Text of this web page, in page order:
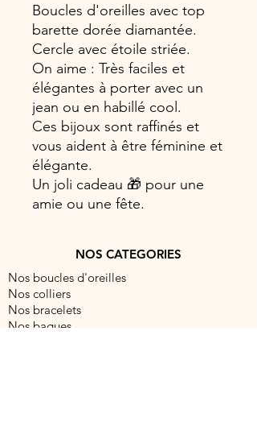
Boucles d'oreilles avec top
barette dorée diamantée.
Cercle avec étoile striée.
On aime : Très faciles et
élégantes à porter avec un
jean ou en habillé cool.
Ces bijoux sont raffinés et
vous aident à être féminine et
élégante.
Un joli cadeau 🎁 pour une
amie ou une fête.
NOS CATEGORIES
Nos boucles d'oreilles
Nos colliers
Nos bracelets
Nos bagues